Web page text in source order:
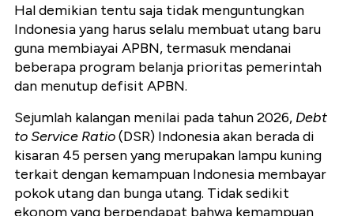
Hal demikian tentu saja tidak menguntungkan
Indonesia yang harus selalu membuat utang baru
guna membiayai APBN, termasuk mendanai
beberapa program belanja prioritas pemerintah
dan menutup defisit APBN.
Sejumlah kalangan menilai pada tahun 2026, Debt
to Service Ratio(DSR) Indonesia akan berada di
kisaran 45 persen yang merupakan lampu kuning
terkait dengan kemampuan Indonesia membayar
pokok utang dan bunga utang. Tidak sedikit
ekonom yang berpendapat bahwa kemampuan